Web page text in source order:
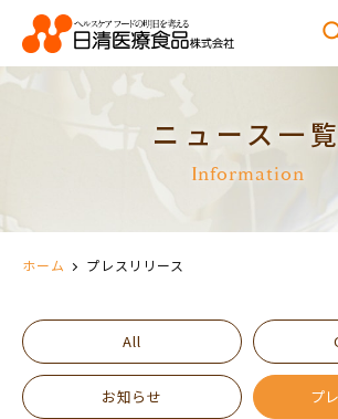
ニュース一覧
Information
ホーム プレスリリース
All
お知らせ プ